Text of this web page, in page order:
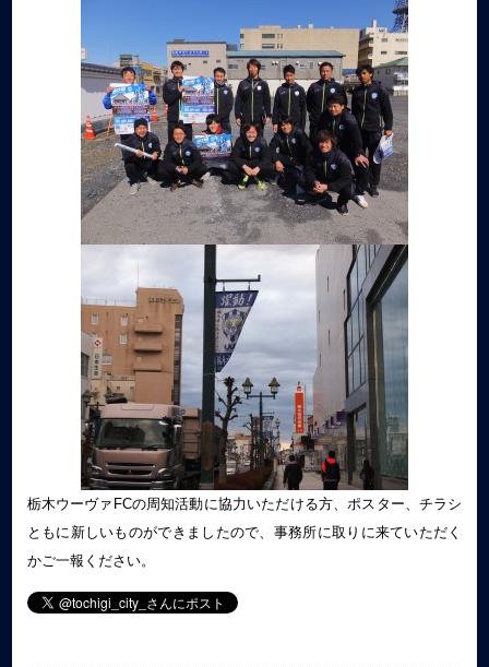
栃木ウーヴァFCの周知活動に協力いただける方、ポスター、チラシ
ともに新しいものができましたので、事務所に取りに来ていただく
かご一報ください。